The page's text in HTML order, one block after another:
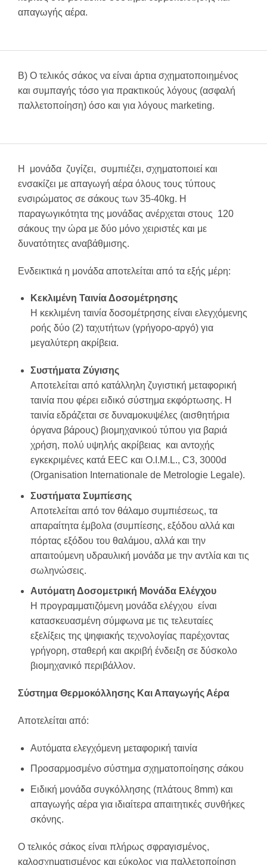
απαγωγής αέρα.
B) Ο τελικός σάκος να είναι άρτια σχηματοποιημένος
και συμπαγής τόσο για πρακτικούς λόγους (ασφαλή
παλλετοποίηση) όσο και για λόγους marketing.
Η μονάδα ζυγίζει, συμπιέζει, σχηματοποιεί και
ενσακίζει με απαγωγή αέρα όλους τους τύπους
ενσιρώματος σε σάκους των 35-40kg. Η
παραγωγικότητα της μονάδας ανέρχεται στους 120
σάκους την ώρα με δύο μόνο χειριστές και με
δυνατότητες αναβάθμισης.
Ενδεικτικά η μονάδα αποτελείται από τα εξής μέρη:
Κεκλιμένη Ταινία Δοσομέτρησης
Η κεκλιμένη ταινία δοσομέτρησης είναι ελεγχόμενης
ροής δύο (2) ταχυτήτων (γρήγορο-αργό) για
μεγαλύτερη ακρίβεια.
Συστήματα Ζύγισης
Αποτελείται από κατάλληλη ζυγιστική μεταφορική
ταινία που φέρει ειδικό σύστημα εκφόρτωσης. H
ταινία εδράζεται σε δυναμοκυψέλες (αισθητήρια
όργανα βάρους) βιομηχανικού τύπου για βαριά
χρήση, πολύ υψηλής ακρίβειας και αντοχής
εγκεκριμένες κατά EEC και O.I.M.L., C3, 3000d
(Organisation Internationale de Metrologie Legale).
Συστήματα Συμπίεσης
Αποτελείται από τον θάλαμο συμπιέσεως, τα
απαραίτητα έμβολα (συμπίεσης, εξόδου αλλά και
πόρτας εξόδου του θαλάμου, αλλά και την
απαιτούμενη υδραυλική μονάδα με την αντλία και τις
σωληνώσεις.
Αυτόματη Δοσομετρική Μονάδα Ελέγχου
Η προγραμματιζόμενη μονάδα ελέγχου είναι
κατασκευασμένη σύμφωνα με τις τελευταίες
εξελίξεις της ψηφιακής τεχνολογίας παρέχοντας
γρήγορη, σταθερή και ακριβή ένδειξη σε δύσκολο
βιομηχανικό περιβάλλον.
Σύστημα Θερμοκόλλησης Και Απαγωγής Αέρα
Αποτελείται από:
Αυτόματα ελεγχόμενη μεταφορική ταινία
Προσαρμοσμένο σύστημα σχηματοποίησης σάκου
Ειδική μονάδα συγκόλλησης (πλάτους 8mm) και
απαγωγής αέρα για ιδιαίτερα απαιτητικές συνθήκες
σκόνης.
Ο τελικός σάκος είναι πλήρως σφραγισμένος,
καλοσχηματισμένος και εύκολος για παλλετοποίηση